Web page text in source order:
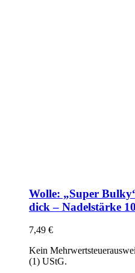
Wolle: „Super
dick – Nadelstärke
7,49 €
Kein
(1) UStG.